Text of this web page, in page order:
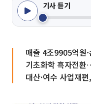
기사 듣기
매출 4조9905억원
기초화학 흑자전
대산·여수 사업재